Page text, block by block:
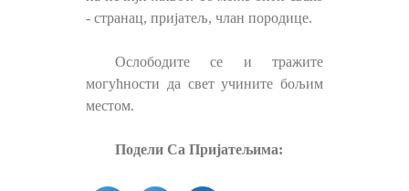
- странац, пријатељ, члан породице.
Ослободите се и тражите
могућности да свет учините бољим
местом.
Подели Са Пријатељима: